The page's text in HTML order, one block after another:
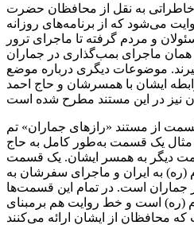
خاطراتی به نقل از محافظان حضرت
می‌شود که از برنامه‌های روزانه
و مردم گرفته تا ماجرای ترور
ماجرای بمب‌گذاری در جماران
موضوعات دیگری درباره موضع
ایشان با همسرشان و حاج احمد
از مستند «رازهای جماران» تم
یک قسمت به‌طور کامل به حاج
دیگر به همسر ایشان. یک قسمت
به ایران و ماجرای سفرشان به
است. در تمام این قسمت‌ها
(ره) است و خط روایت هم برمبنای